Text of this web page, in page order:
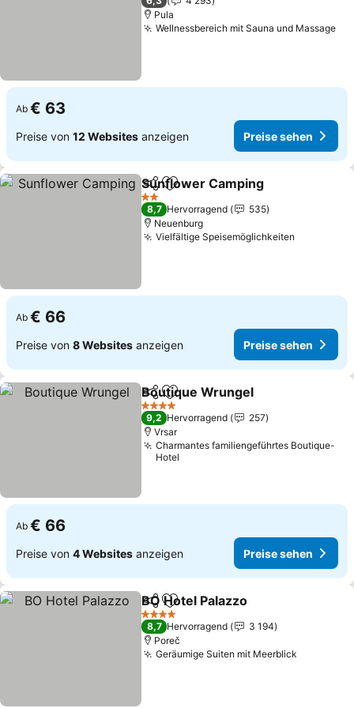
Pula
Wellnessbereich mit Sauna und Massage
Ab € 63
Preise von 12 Websites anzeigen Preise sehen
TeilenZu Favoriten hinzufügen
Sunflower Camping
2 Sterne
8,7 Hervorragend
535
Neuenburg
Vielfältige Speisemöglichkeiten
Ab € 66
Preise von 8 Websites anzeigen Preise sehen
TeilenZu Favoriten hinzufügen
Boutique Wrungel
4 Sterne
9,2 Hervorragend
257
Vrsar
Charmantes familiengeführtes Boutique-
Hotel
Ab € 66
Preise von 4 Websites anzeigen Preise sehen
TeilenZu Favoriten hinzufügen
BO Hotel Palazzo
4 Sterne
8,7 Hervorragend
3 194
Poreč
Geräumige Suiten mit Meerblick